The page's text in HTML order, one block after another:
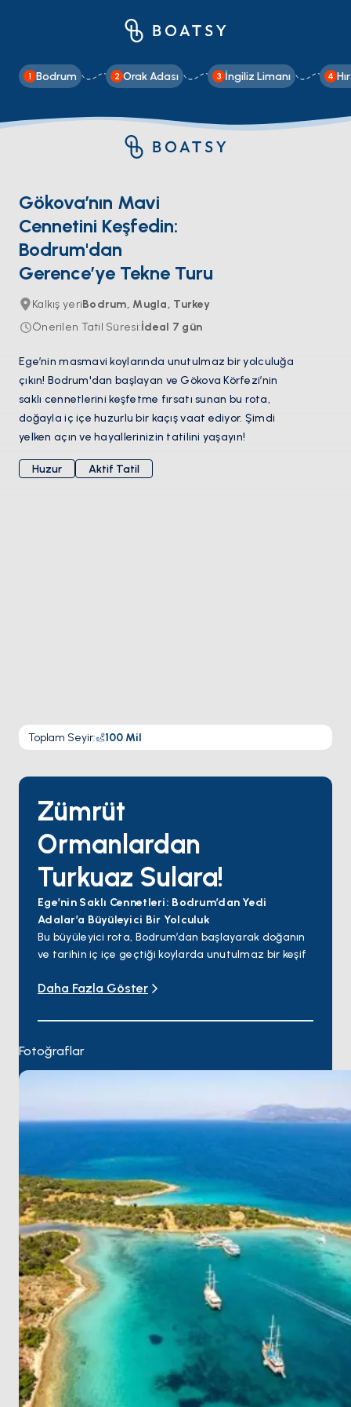
1 Bodrum 2 Orak Adası 3 İngiliz Limanı 4
Gökova’nın Mavi
Cennetini Keşfedin:
Bodrum'dan
Gerence’ye Tekne Turu
Kalkış yeriBodrum, Mugla, Turkey
Önerilen Tatil Süresi:İdeal 7 gün
Ege’nin masmavi koylarında unutulmaz bir yolculuğa
çıkın! Bodrum'dan başlayan ve Gökova Körfezi’nin
saklı cennetlerini keşfetme fırsatı sunan bu rota,
doğayla iç içe huzurlu bir kaçış vaat ediyor. Şimdi
yelken açın ve hayallerinizin tatilini yaşayın!
Huzur Aktif Tatil
Toplam Seyir: 100 Mil
Zümrüt
Ormanlardan
Turkuaz Sulara!
Ege’nin Saklı Cennetleri: Bodrum’dan Yedi
Adalar’a Büyüleyici Bir Yolculuk
Bu büyüleyici rota, Bodrum’dan başlayarak doğanın
ve tarihin iç içe geçtiği koylarda unutulmaz bir keşif
berrak sularında yüzebilir, ardından Okluk ve
Tarihi ve eşsiz güzellikleriyle Sedir Adası’nı ziyaret
dalarak Küfre ve Babuş Koyu gibi sakin noktaları
Gerence (Armonika) Koyu’nda tamamlayabilirsiniz.
Bu rota, Ege’nin saklı cennetlerini keşfetmek
Daha Fazla Göster
Fotoğraflar